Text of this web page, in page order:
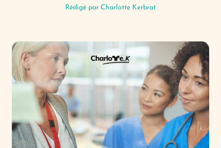
Rédigé par Charlotte Kerbrat